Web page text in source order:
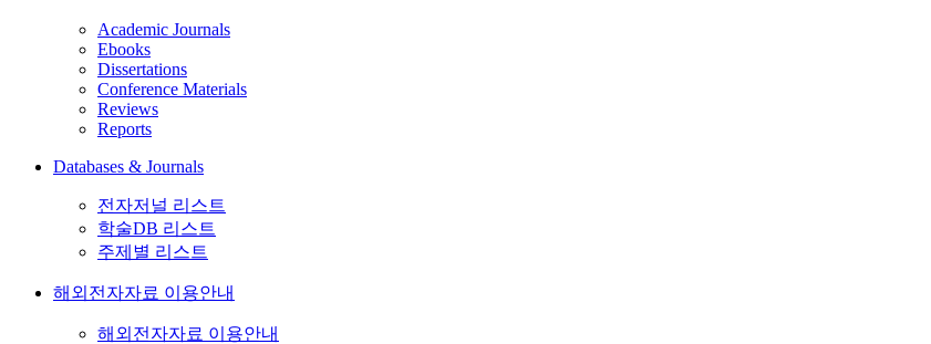
Academic Journals
Ebooks
Dissertations
Conference Materials
Reviews
Reports
Databases & Journals
전자저널 리스트
학술DB 리스트
주제별 리스트
해외전자자료 이용안내
해외전자자료 이용안내